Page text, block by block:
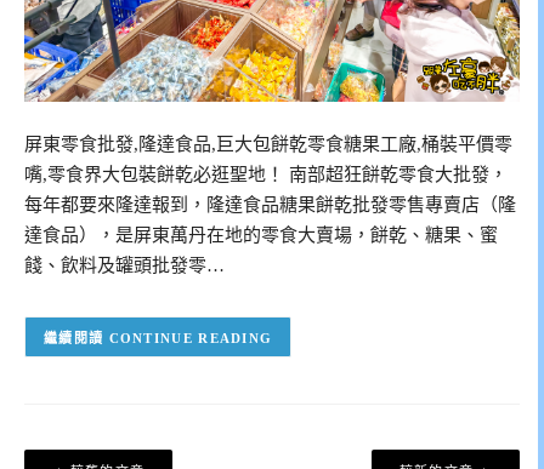
屏東零食批發,隆達食品,巨大包餅乾零食糖果工廠,桶裝平價零
嘴,零食界大包裝餅乾必逛聖地！ 南部超狂餅乾零食大批發，
每年都要來隆達報到，隆達食品糖果餅乾批發零售專賣店（隆
達食品），是屏東萬丹在地的零食大賣場，餅乾、糖果、蜜
餞、飲料及罐頭批發零…
CONTINUE READING